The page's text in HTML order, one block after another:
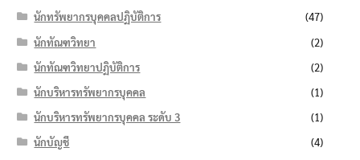
นักทรัพยากรบุคคลปฏิบัติการ
(47)
นักทัณฑวิทยา
(2)
นักทัณฑวิทยาปฏิบัติการ
(2)
นักบริหารทรัพยากรบุคคล
(1)
นักบริหารทรัพยากรบุคคล ระดับ 3
(1)
นักบัญชี
(4)